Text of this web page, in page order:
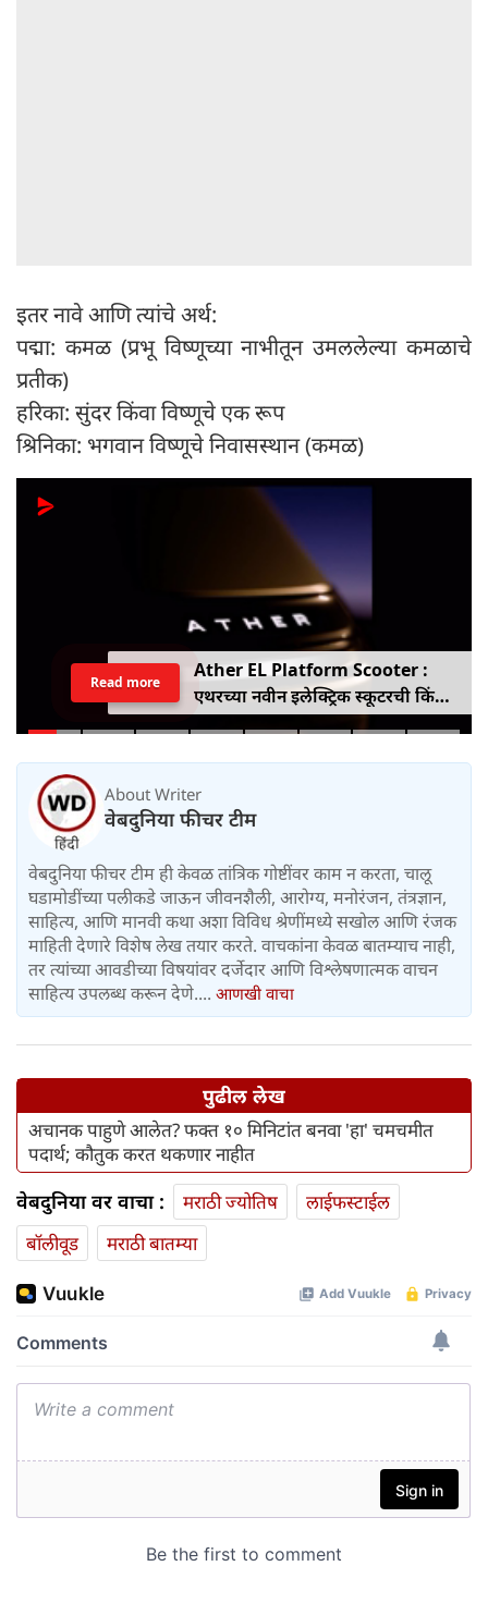
इतर नावे आणि त्यांचे अर्थ:
पद्मा: कमळ (प्रभू विष्णूच्या नाभीतून उमललेल्या कमळाचे
प्रतीक)
हरिका: सुंदर किंवा विष्णूचे एक रूप
श्रिनिका: भगवान विष्णूचे निवासस्थान (कमळ)
Ather EL Platform Scooter :
एथरच्या नवीन इलेक्ट्रिक स्कूटरची किंमत
जाहीर, जाणून घ्या कोनार्कमध्ये कोणती
Read more
About Writer
वेबदुनिया फीचर टीम
वेबदुनिया फीचर टीम ही केवळ तांत्रिक गोष्टींवर काम न करता, चालू
घडामोडींच्या पलीकडे जाऊन जीवनशैली, आरोग्य, मनोरंजन, तंत्रज्ञान,
साहित्य, आणि मानवी कथा अशा विविध श्रेणींमध्ये सखोल आणि रंजक
माहिती देणारे विशेष लेख तयार करते. वाचकांना केवळ बातम्याच नाही,
तर त्यांच्या आवडीच्या विषयांवर दर्जेदार आणि विश्लेषणात्मक वाचन
साहित्य उपलब्ध करून देणे.... आणखी वाचा
पुढील लेख
अचानक पाहुणे आलेत? फक्त १० मिनिटांत बनवा 'हा' चमचमीत
पदार्थ; कौतुक करत थकणार नाहीत
वेबदुनिया वर वाचा : मराठी ज्योतिष
लाईफस्टाईल
बॉलीवूड
मराठी बातम्या